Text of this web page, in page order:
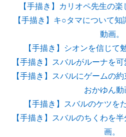
【手描き】カリオペ先生の楽
【手描き】キ○タマについて
動画。
【手描き】シオンを信じて
【手描き】スバルがルーナを
【手描き】スバルにゲームの
おかゆん動
【手描き】スバルのケツを
【手描き】スバルのちくわを
画。